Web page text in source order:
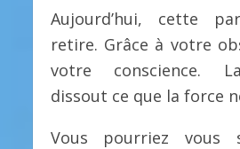
Aujourd’hui, cette
retire. Grâce à votre
votre conscience.
dissout ce que la force
Vous pourriez vous